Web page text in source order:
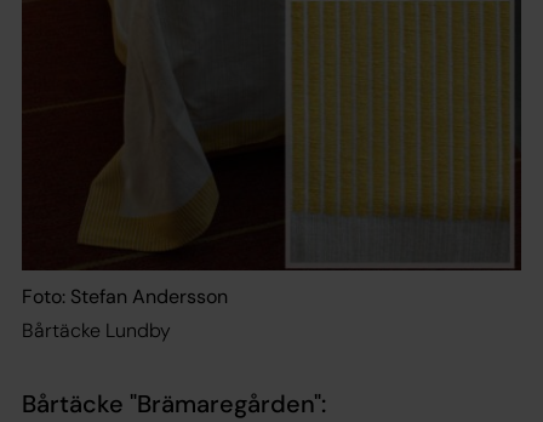
Foto: Stefan Andersson
Bårtäcke Lundby
Bårtäcke "Brämaregården":